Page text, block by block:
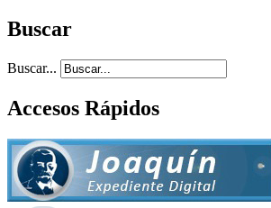
Buscar
Buscar...
Accesos Rápidos